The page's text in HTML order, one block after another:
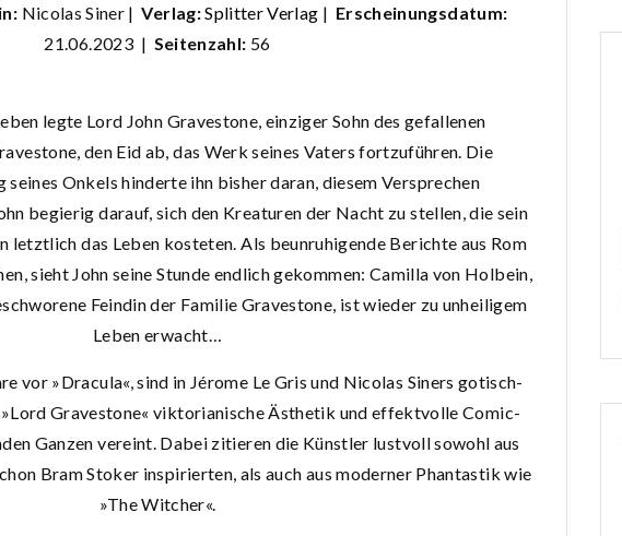
Nicolas Siner |Verlag:Splitter Verlag | Erscheinungsdatum:
21.06.2023 | Seitenzahl: 56
legte Lord John Gravestone, einziger Sohn des gefallenen
den Eid ab, das Werk seines Vaters fortzuführen. Die
Onkels hinderte ihn bisher daran, diesem Versprechen
begierig darauf, sich den Kreaturen der Nacht zu stellen, die sein
letztlich das Leben kosteten. Als beunruhigende Berichte aus Rom
sieht John seine Stunde endlich gekommen: Camilla von Holbein,
Feindin der Familie Gravestone, ist wieder zu unheiligem
Leben erwacht…
vor »Dracula«, sind in Jérome Le Gris und Nicolas Siners gotisch-
Gravestone« viktorianische Ästhetik und effektvolle Comic-
Ganzen vereint. Dabei zitieren die Künstler lustvoll sowohl aus
Bram Stoker inspirierten, als auch aus moderner Phantastik wie
»The Witcher«.